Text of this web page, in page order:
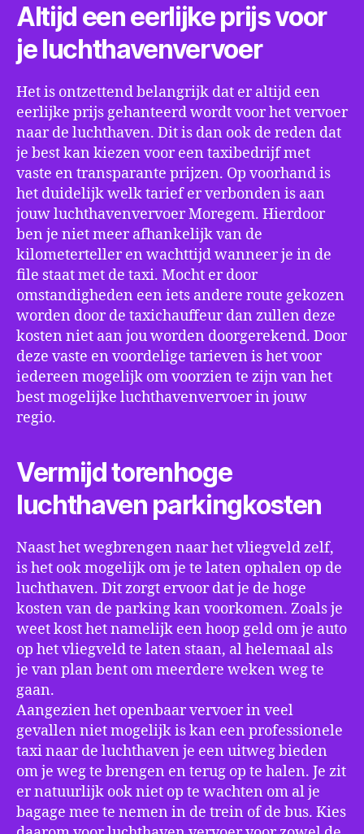
Altijd een eerlijke prijs voor
je luchthavenvervoer
Het is ontzettend belangrijk dat er altijd een
eerlijke prijs gehanteerd wordt voor het vervoer
naar de luchthaven. Dit is dan ook de reden dat
je best kan kiezen voor een taxibedrijf met
vaste en transparante prijzen. Op voorhand is
het duidelijk welk tarief er verbonden is aan
jouw luchthavenvervoer Moregem. Hierdoor
ben je niet meer afhankelijk van de
kilometerteller en wachttijd wanneer je in de
file staat met de taxi. Mocht er door
omstandigheden een iets andere route gekozen
worden door de taxichauffeur dan zullen deze
kosten niet aan jou worden doorgerekend. Door
deze vaste en voordelige tarieven is het voor
iedereen mogelijk om voorzien te zijn van het
best mogelijke luchthavenvervoer in jouw
regio.
Vermijd torenhoge
luchthaven parkingkosten
Naast het wegbrengen naar het vliegveld zelf,
is het ook mogelijk om je te laten ophalen op de
luchthaven. Dit zorgt ervoor dat je de hoge
kosten van de parking kan voorkomen. Zoals je
weet kost het namelijk een hoop geld om je auto
op het vliegveld te laten staan, al helemaal als
je van plan bent om meerdere weken weg te
gaan.
Aangezien het openbaar vervoer in veel
gevallen niet mogelijk is kan een professionele
taxi naar de luchthaven je een uitweg bieden
om je weg te brengen en terug op te halen. Je zit
er natuurlijk ook niet op te wachten om al je
bagage mee te nemen in de trein of de bus. Kies